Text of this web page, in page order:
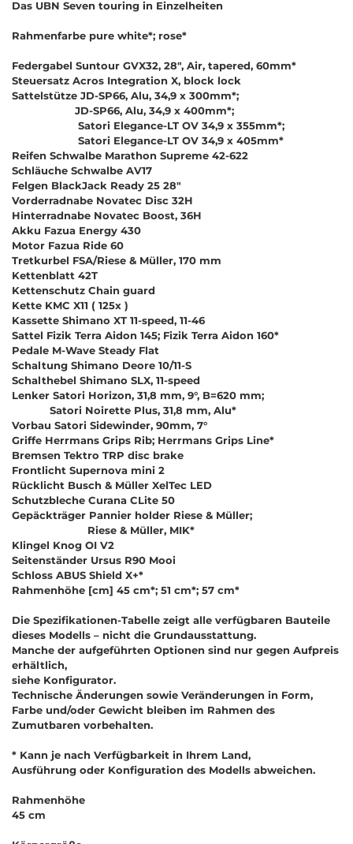
Das UBN Seven touring in Einzelheiten
Rahmenfarbe pure white*; rose*
Federgabel Suntour GVX32, 28", Air, tapered, 60mm*
Steuersatz Acros Integration X, block lock
Sattelstütze JD-SP66, Alu, 34,9 x 300mm*;
JD-SP66, Alu, 34,9 x 400mm*;
Satori Elegance-LT OV 34,9 x 355mm*;
Satori Elegance-LT OV 34,9 x 405mm*
Reifen Schwalbe Marathon Supreme 42-622
Schläuche Schwalbe AV17
Felgen BlackJack Ready 25 28"
Vorderradnabe Novatec Disc 32H
Hinterradnabe Novatec Boost, 36H
Akku Fazua Energy 430
Motor Fazua Ride 60
Tretkurbel FSA/Riese & Müller, 170 mm
Kettenblatt 42T
Kettenschutz Chain guard
Kette KMC X11 ( 125x )
Kassette Shimano XT 11-speed, 11-46
Sattel Fizik Terra Aidon 145; Fizik Terra Aidon 160*
Pedale M-Wave Steady Flat
Schaltung Shimano Deore 10/11-S
Schalthebel Shimano SLX, 11-speed
Lenker Satori Horizon, 31,8 mm, 9°, B=620 mm;
Satori Noirette Plus, 31,8 mm, Alu*
Vorbau Satori Sidewinder, 90mm, 7°
Griffe Herrmans Grips Rib; Herrmans Grips Line*
Bremsen Tektro TRP disc brake
Frontlicht Supernova mini 2
Rücklicht Busch & Müller XelTec LED
Schutzbleche Curana CLite 50
Gepäckträger Pannier holder Riese & Müller;
Riese & Müller, MIK*
Klingel Knog OI V2
Seitenständer Ursus R90 Mooi
Schloss ABUS Shield X+*
Rahmenhöhe [cm] 45 cm*; 51 cm*; 57 cm*
Die Spezifikationen-Tabelle zeigt alle verfügbaren Bauteile
dieses Modells – nicht die Grundausstattung.
Manche der aufgeführten Optionen sind nur gegen Aufpreis
erhältlich,
siehe Konfigurator.
Technische Änderungen sowie Veränderungen in Form,
Farbe und/oder Gewicht bleiben im Rahmen des
Zumutbaren vorbehalten.
* Kann je nach Verfügbarkeit in Ihrem Land,
Ausführung oder Konfiguration des Modells abweichen.
Rahmenhöhe
45 cm